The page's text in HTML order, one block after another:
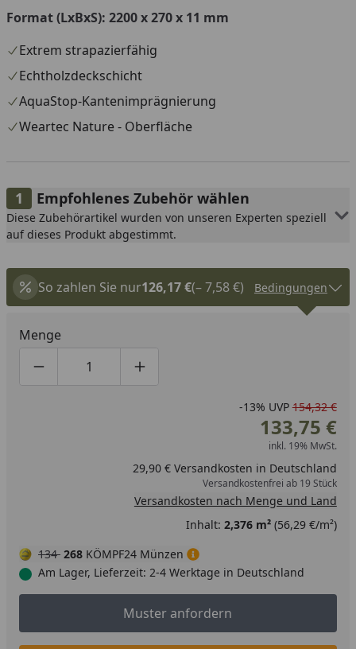
Format (LxBxS): 2200 x 270 x 11 mm
Extrem strapazierfähig
Echtholzdeckschicht
AquaStop-Kantenimprägnierung
Weartec Nature - Oberfläche
Empfohlenes Zubehör wählen
Diese Zubehörartikel wurden von unseren Experten speziell
auf dieses Produkt abgestimmt.
So zahlen Sie nur126,17 €(– 7,58 €) Bedingungen
Menge
Produktmenge um eins verringern
Produktmenge manuell eingeben
Produktmenge um eins erhöhen
-13% UVP 154,32 €
133,75 €
inkl. 19% MwSt.
29,90 € Versandkosten in Deutschland
Versandkostenfrei ab 19 Stück
Versandkosten nach Menge und Land
Inhalt: 2,376 m²(56,29 €/m²)
134 268 KÖMPF24 Münzen
Am Lager, Lieferzeit: 2-4 Werktage in Deutschland
Muster anfordern
Muster anfordern